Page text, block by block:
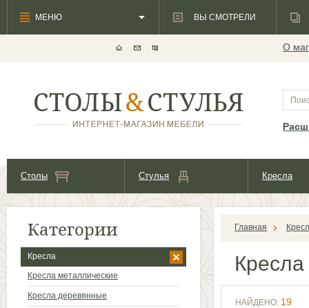
О
Столы Стулья Кресла
Категории
Кресла
Кресла металлические
Кресла деревянные
Главная
Кресла
НАЙДЕНО: 19
МЕНЮ ВЫ СМОТРЕЛИ